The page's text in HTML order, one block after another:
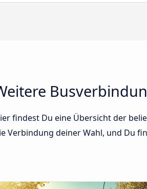
findest Du eine Übersicht der
Verbindung deiner Wahl, und Du